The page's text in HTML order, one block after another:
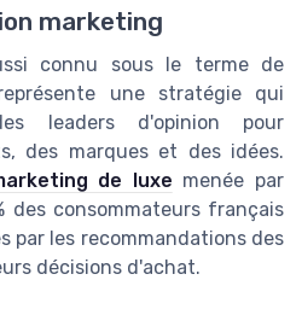
marketing
connu sous le terme de
une stratégie qui
leaders d'opinion pour
des marques et des idées.
de luxe menée par
des consommateurs français
par les recommandations des
décisions d'achat.